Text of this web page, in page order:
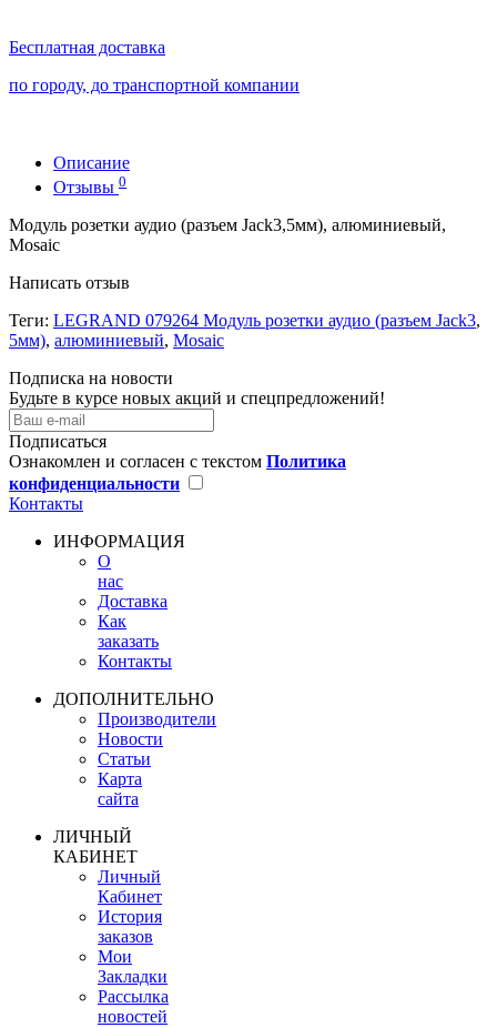
Бесплатная доставка
по городу, до транспортной компании
Описание
Отзывы 0
Модуль розетки аудио (разъем Jack3,5мм), алюминиевый,
Mosaic
Написать отзыв
Теги: LEGRAND 079264 Модуль розетки аудио (разъем Jack3,
5мм), алюминиевый, Mosaic
Подписка на новости
Будьте в курсе новых акций и спецпредложений!
Подписаться
Ознакомлен и согласен с текстом Политика
конфиденциальности
Контакты
ИНФОРМАЦИЯ
О
нас
Доставка
Как
заказать
Контакты
ДОПОЛНИТЕЛЬНО
Производители
Новости
Статьи
Карта
сайта
ЛИЧНЫЙ
КАБИНЕТ
Личный
Кабинет
История
заказов
Мои
Закладки
Рассылка
новостей